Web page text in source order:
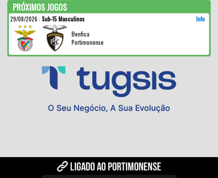
PRÓXIMOS JOGOS
29/08/2026 : Sub-15 Masculinos
Info
Benfica
Portimonense